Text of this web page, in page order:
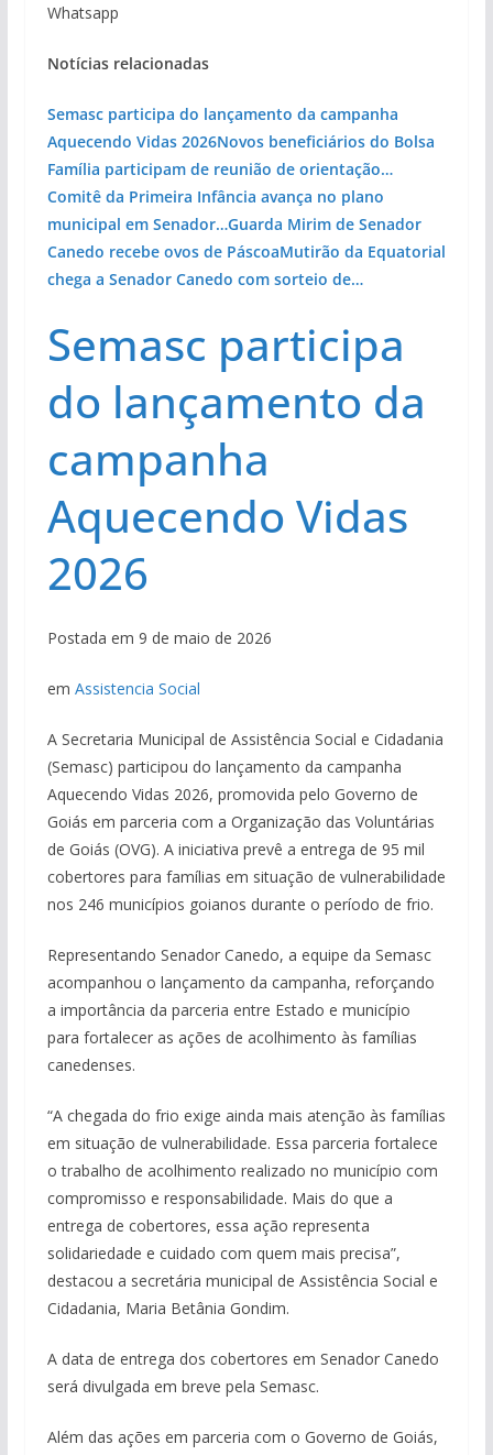
Whatsapp
Notícias relacionadas
Semasc participa do lançamento da campanha
Aquecendo Vidas 2026Novos beneficiários do Bolsa
Família participam de reunião de orientação…
Comitê da Primeira Infância avança no plano
municipal em Senador…Guarda Mirim de Senador
Canedo recebe ovos de PáscoaMutirão da Equatorial
chega a Senador Canedo com sorteio de…
Semasc participa
do lançamento da
campanha
Aquecendo Vidas
2026
Postada em 9 de maio de 2026
em Assistencia Social
A Secretaria Municipal de Assistência Social e Cidadania
(Semasc) participou do lançamento da campanha
Aquecendo Vidas 2026, promovida pelo Governo de
Goiás em parceria com a Organização das Voluntárias
de Goiás (OVG). A iniciativa prevê a entrega de 95 mil
cobertores para famílias em situação de vulnerabilidade
nos 246 municípios goianos durante o período de frio.
Representando Senador Canedo, a equipe da Semasc
acompanhou o lançamento da campanha, reforçando
a importância da parceria entre Estado e município
para fortalecer as ações de acolhimento às famílias
canedenses.
“A chegada do frio exige ainda mais atenção às famílias
em situação de vulnerabilidade. Essa parceria fortalece
o trabalho de acolhimento realizado no município com
compromisso e responsabilidade. Mais do que a
entrega de cobertores, essa ação representa
solidariedade e cuidado com quem mais precisa”,
destacou a secretária municipal de Assistência Social e
Cidadania, Maria Betânia Gondim.
A data de entrega dos cobertores em Senador Canedo
será divulgada em breve pela Semasc.
Além das ações em parceria com o Governo de Goiás,